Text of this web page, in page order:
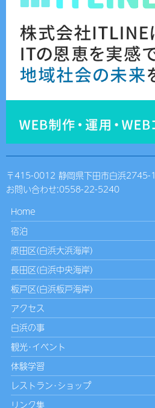
〒415-0012 静岡県下田市白浜2745-1
お問い合わせ:0558-22-5240
Home
宿泊
原田区(白浜大浜海岸)
長田区(白浜中央海岸)
板戸区(白浜板戸海岸)
アクセス
白浜の事
観光･イベント
体験学習
レストラン･ショップ
リンク集